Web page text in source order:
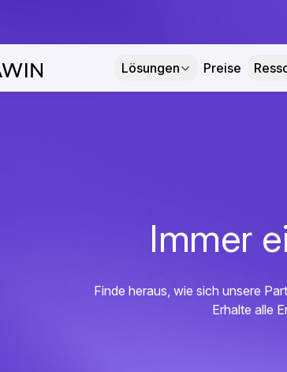
Lösungen Preise
Immer
Finde heraus, wie sich unsere
Erhalte alle